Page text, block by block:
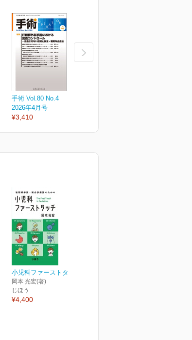
手術 Vol.80 No.4
2026年4月号
¥3,410
小児科ファーストタッチ
岡本 光宏(著)
じほう
¥4,400